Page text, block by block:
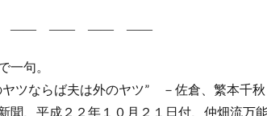
―― ―― ―― ――
一句。
ヤツならば夫は外のヤツ” －佐倉、繁本千秋
新聞、平成２２年１０月２１日付、仲畑流万